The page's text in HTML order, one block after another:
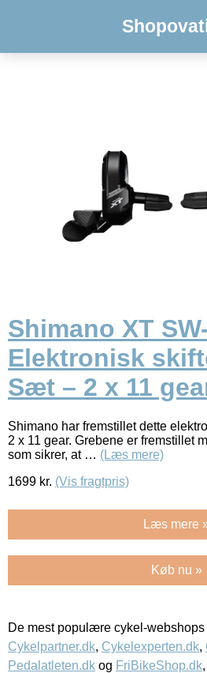
Shimano XT
Elektronisk
Sæt – 2 x 11
Shimano har fremstillet dette
2 x 11 gear. Grebene er fremstillet
som sikrer, at … (Læs mere)
1699 kr. (Vis fragtpris)
Læs mere
Køb nu »
De mest populære cykel-
Cykelpartner.dk, Cykelexperten.dk,
Pedalatleten.dk og FriBikeShop.dk